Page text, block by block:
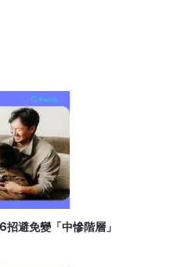
避免變「中慘階層」